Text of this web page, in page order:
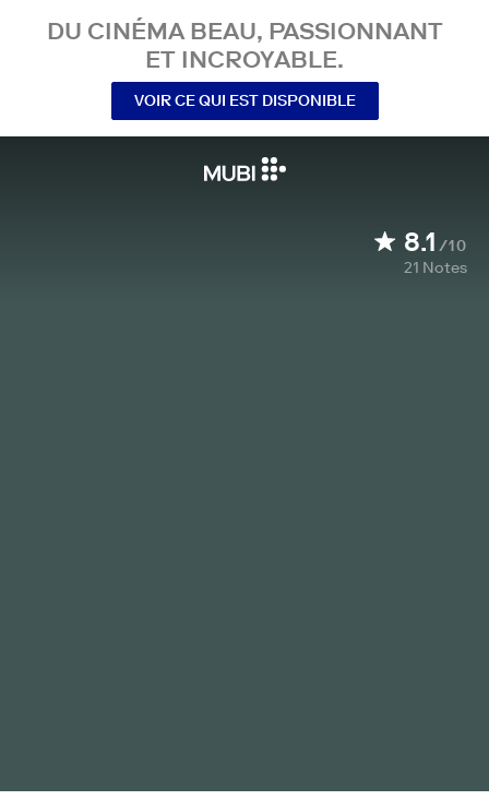
DU CINÉMA BEAU, PASSIONNANT
ET INCROYABLE.
VOIR CE QUI EST DISPONIBLE
8.1 /10
21 Notes